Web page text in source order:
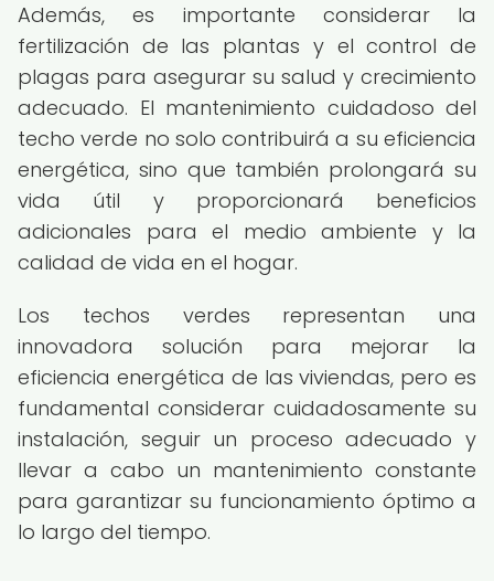
Además, es importante considerar la
fertilización de las plantas y el control de
plagas para asegurar su salud y crecimiento
adecuado. El mantenimiento cuidadoso del
techo verde no solo contribuirá a su eficiencia
energética, sino que también prolongará su
vida útil y proporcionará beneficios
adicionales para el medio ambiente y la
calidad de vida en el hogar.
Los techos verdes representan una
innovadora solución para mejorar la
eficiencia energética de las viviendas, pero es
fundamental considerar cuidadosamente su
instalación, seguir un proceso adecuado y
llevar a cabo un mantenimiento constante
para garantizar su funcionamiento óptimo a
lo largo del tiempo.